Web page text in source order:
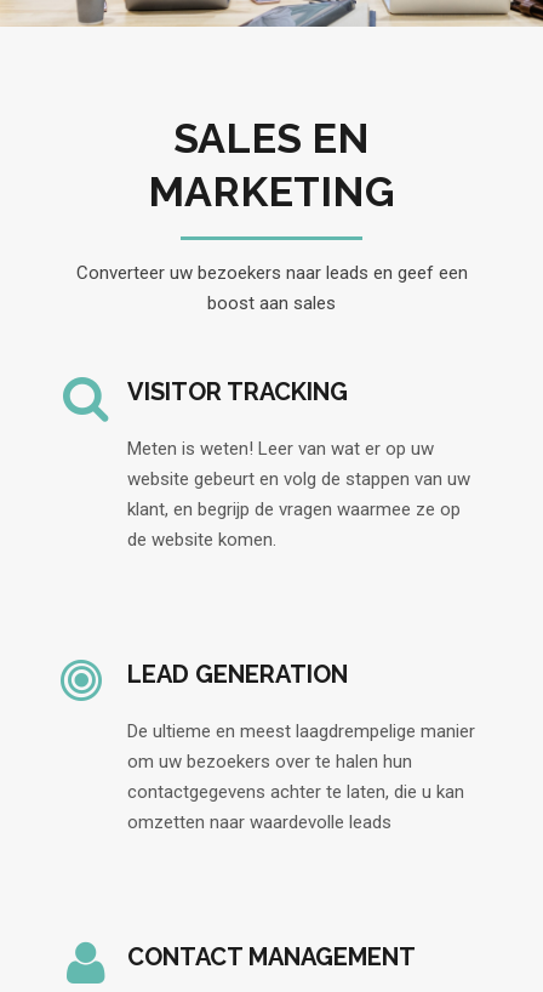
SALES EN
MARKETING
Converteer uw bezoekers naar leads en geef een
boost aan sales
VISITOR TRACKING
Meten is weten! Leer van wat er op uw
website gebeurt en volg de stappen van uw
klant, en begrijp de vragen waarmee ze op
de website komen.
LEAD GENERATION
De ultieme en meest laagdrempelige manier
om uw bezoekers over te halen hun
contactgegevens achter te laten, die u kan
omzetten naar waardevolle leads
CONTACT MANAGEMENT